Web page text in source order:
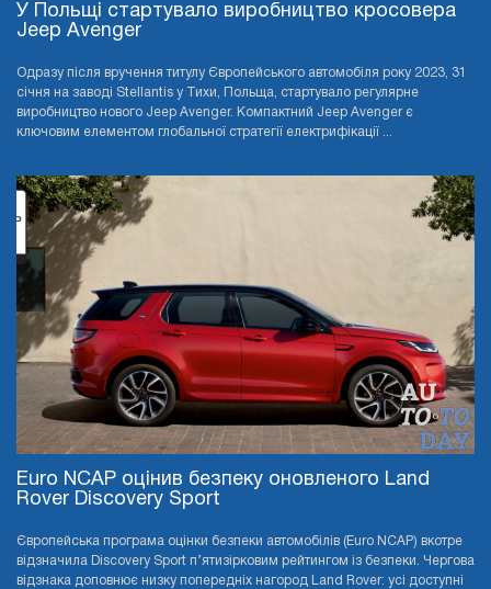
У Польщі стартувало виробництво кросовера
Jeep Avenger
Одразу після вручення титулу Європейського автомобіля року 2023, 31
січня на заводі Stellantis у Тихи, Польща, стартувало регулярне
виробництво нового Jeep Avenger. Компактний Jeep Avenger є
ключовим елементом глобальної стратегії електрифікації ...
Euro NCAP оцінив безпеку оновленого Land
Rover Discovery Sport
Європейська програма оцінки безпеки автомобілів (Euro NCAP) вкотре
відзначила Discovery Sport п’ятизірковим рейтингом із безпеки. Чергова
відзнака доповнює низку попередніх нагород Land Rover: усі доступні